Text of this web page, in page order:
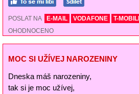
POSLAT NA E-MAIL VODAFONE T-
OHODNOCENO
MOC SI UŽÍVEJ NAROZENINY
Dneska máš narozeniny,
tak si je moc užívej,